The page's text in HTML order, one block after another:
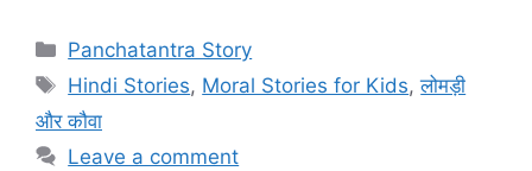
Categories
Panchatantra Story
Tags
Hindi Stories, Moral Stories for Kids,लोमड़ी
और कौवा
Leave a comment